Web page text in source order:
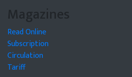
Magazines
Read Online
Subscription
Circulation
Tariff